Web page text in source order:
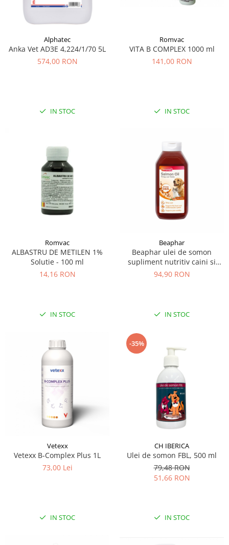
Alphatec
Anka Vet AD3E 4,224/1/70 5L
574,00 RON
IN STOC
Romvac
VITA B COMPLEX 1000 ml
141,00 RON
IN STOC
Romvac
ALBASTRU DE METILEN 1%
Solutie - 100 ml
14,16 RON
IN STOC
Beaphar
Beaphar ulei de somon
supliment nutritiv caini si
pisici 940ml
94,90 RON
IN STOC
Vetexx
Vetexx B-Complex Plus 1L
73,00 Lei
IN STOC
-35%
CH IBERICA
Ulei de somon FBL, 500 ml
79,48 RON
51,66 RON
IN STOC